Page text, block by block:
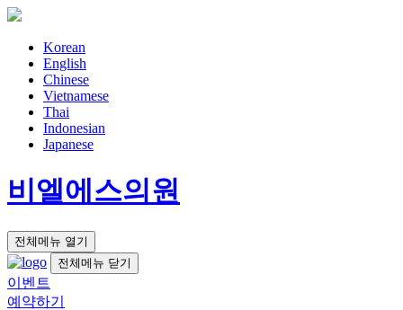
Korean
English
Chinese
Vietnamese
Thai
Indonesian
Japanese
비엘에스의원
전체메뉴 열기
전체메뉴 닫기
이벤트
예약하기